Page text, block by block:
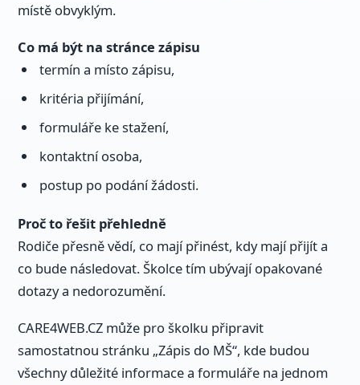
místě obvyklým.
Co má být na stránce zápisu
termín a místo zápisu,
kritéria přijímání,
formuláře ke stažení,
kontaktní osoba,
postup po podání žádosti.
Proč to řešit přehledně
Rodiče přesně vědí, co mají přinést, kdy mají přijít a
co bude následovat. Školce tím ubývají opakované
dotazy a nedorozumění.
CARE4WEB.CZ může pro školku připravit
samostatnou stránku „Zápis do MŠ“, kde budou
všechny důležité informace a formuláře na jednom